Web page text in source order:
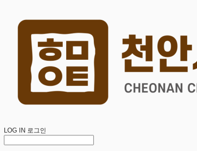
LOG IN 로그인